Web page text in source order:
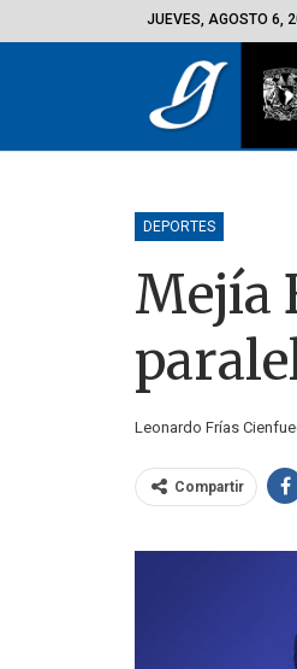
JUEVES, AGOSTO 6,
DEPORTES
Mejía
Leonardo Frías
Compartir